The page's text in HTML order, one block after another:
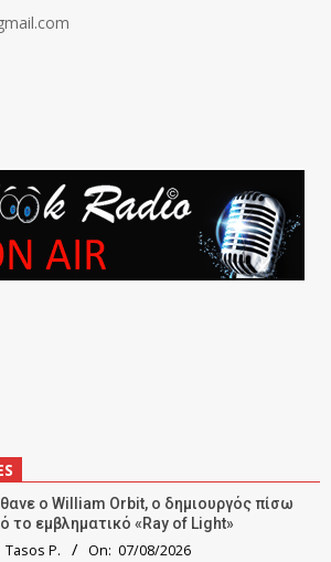
ο William Orbit, ο δημιουργός πίσω
το εμβληματικό «Ray of Light»
Tasos P. On: 07/08/2026